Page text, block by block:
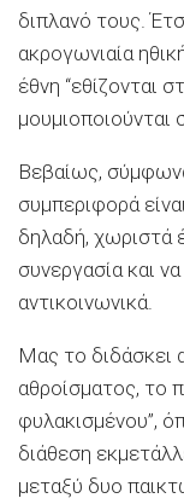
διπλανό τους.
ακρογωνιαία
έθνη “εθίζονται
μουμιοποιούνται
Βεβαίως,
συμπεριφορά
δηλαδή, χωριστά
συνεργασία και
αντικοινωνικά.
Μας το διδάσκει
αθροίσματος, το
φυλακισμένου”,
διάθεση
μεταξύ δυο